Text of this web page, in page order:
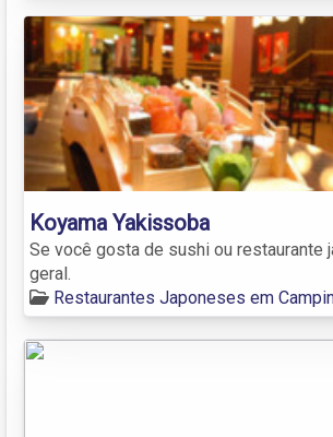
Koyama Yakissoba
Se você gosta de sushi ou restaurante
geral.
Restaurantes Japoneses em